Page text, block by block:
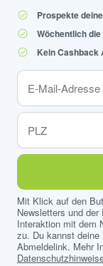
Prospekte
Wöchentlich
Kein Cashback
Mit Klick auf den
Newsletters und
Interaktion mit dem
zu. Du kannst
Abmeldelink. Mehr